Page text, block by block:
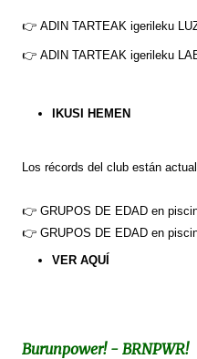
👉 ADIN TARTEAK igerileku
👉 ADIN TARTEAK igerileku
IKUSI HEMEN
Los récords del club están
👉 GRUPOS DE EDAD en
👉 GRUPOS DE EDAD en
VERAQUÍ
Burunpower! - BRNPWR!